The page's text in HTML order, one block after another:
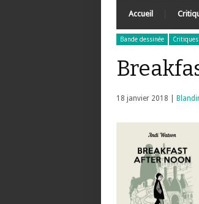
Accueil
Bande dessinée Critiques
18 janvier 2018 |